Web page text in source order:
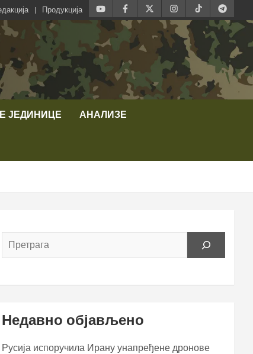
Продукција
ЈЕДИНИЦЕ АНАЛИЗЕ
Недавно објављено
Русија испоручила Ирану унапређене дронове